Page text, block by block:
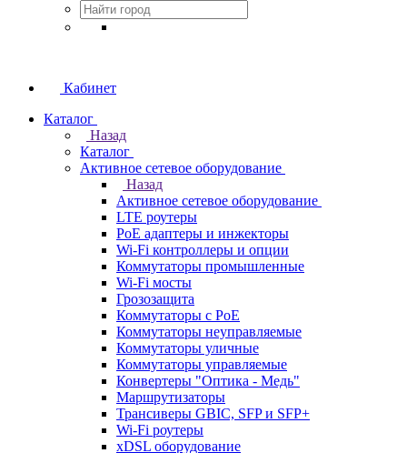
Кабинет
Каталог
Назад
Каталог
Активное сетевое оборудование
Назад
Активное сетевое оборудование
LTE роутеры
PoE адаптеры и инжекторы
Wi-Fi контроллеры и опции
Коммутаторы промышленные
Wi-Fi мосты
Грозозащита
Коммутаторы c PoE
Коммутаторы неуправляемые
Коммутаторы уличные
Коммутаторы управляемые
Конвертеры "Оптика - Медь"
Маршрутизаторы
Трансиверы GBIC, SFP и SFP+
Wi-Fi роутеры
xDSL оборудование